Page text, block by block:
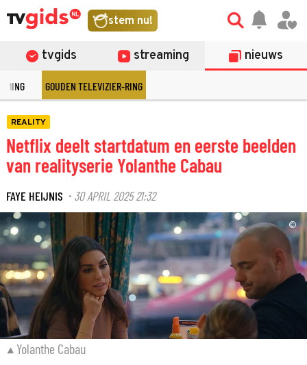
stem nu!
tvgids streaming nieuws
GOUDEN TELEVIZIER-RING
REALITY
Netflix deelt startdatum en eerste beelden
van realityserie Yolanthe Cabau
FAYE HEIJNIS · 30 APRIL 2025 21:32
©
Yolanthe Cabau